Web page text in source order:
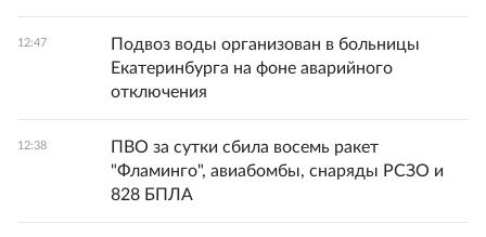
12:47
Подвоз воды организован в больницы
Екатеринбурга на фоне аварийного
отключения
12:38
ПВО за сутки сбила восемь ракет
"Фламинго", авиабомбы, снаряды РСЗО и
828 БПЛА